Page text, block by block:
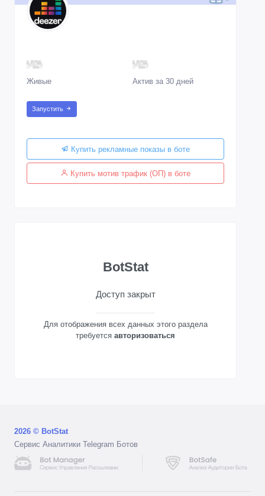
Живые Актив за 30 дней
Запустить
Купить рекламные показы в боте
Купить мотив трафик (ОП) в боте
BotStat
Доступ закрыт
Для отображения всех данных этого раздела
требуется авторизоваться
2026 © BotStat
Сервис Аналитики Telegram Ботов